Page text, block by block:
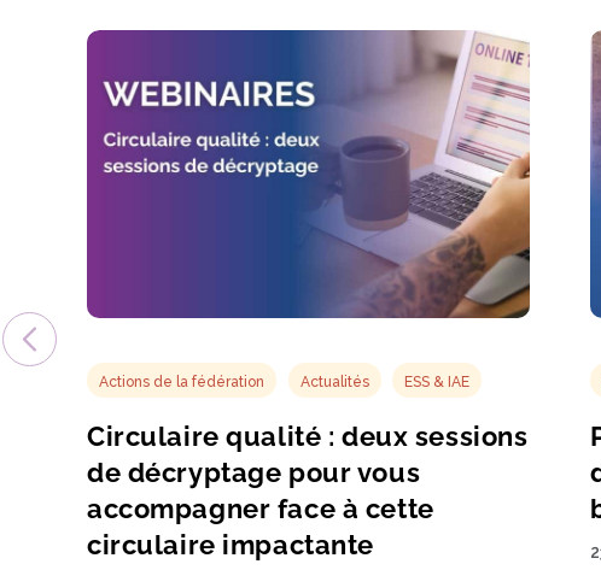
Actions de la fédération Actualités ESS & IAE
Circulaire qualité : deux sessions
de décryptage pour vous
accompagner face à cette
circulaire impactante